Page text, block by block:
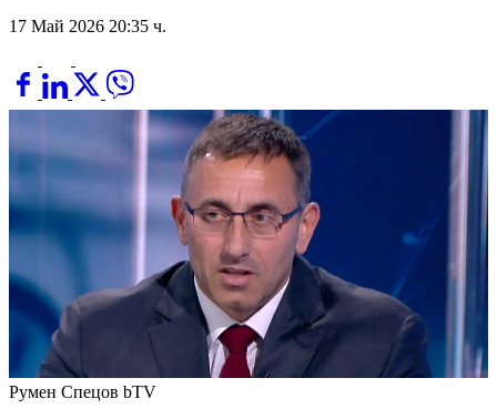
17 Май 2026 20:35 ч.
Румен Спецов bTV